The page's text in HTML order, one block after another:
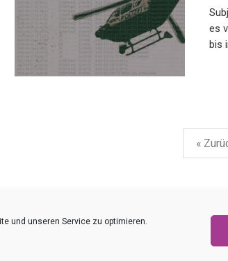
und unseren Service zu optimieren.
es
bis
«